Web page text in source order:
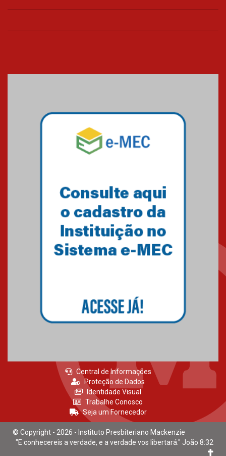
Mackenzie mobiliza campanha
solidária para apoiar famílias em
Minas Gerais
Primeiro culto do ano ressalta o
27.02.2026
Central de Informações
Proteção de Dados
Identidade Visual
Trabalhe Conosco
Seja um Fornecedor
© Copyright - 2026 - Instituto Presbiteriano Mackenzie
"E conhecereis a verdade, e a verdade vos libertará." João 8:32